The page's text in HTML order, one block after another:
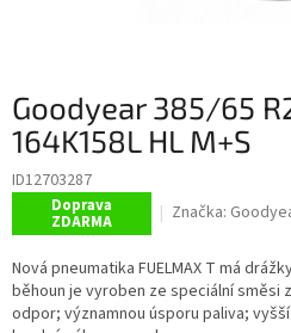
Goodyear 385/65
164K158L HL M+S
ID12703287
Doprava
ZDARMA Značka:
Nová pneumatika FUELMAX T má
běhoun je vyroben ze speciální směsi
odpor; významnou úsporu paliva;